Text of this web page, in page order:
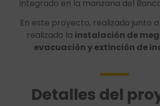
integrado en la manzana del
En este proyecto, realizado junto a
realizado la instalación de
evacuación y extinción de
Detalles del